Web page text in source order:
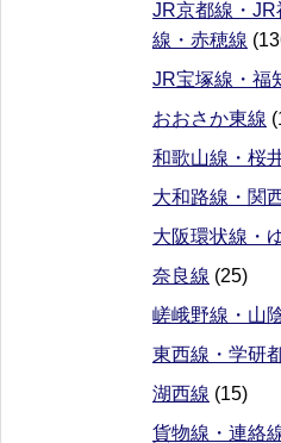
JR京都線・
線・赤穂線
JR宝塚線・福
おおさか東線
和歌山線・桜
大和路線・関
大阪環状線・
奈良線 (25)
嵯峨野線・山
東西線・学研
湖西線 (15)
貨物線・連絡